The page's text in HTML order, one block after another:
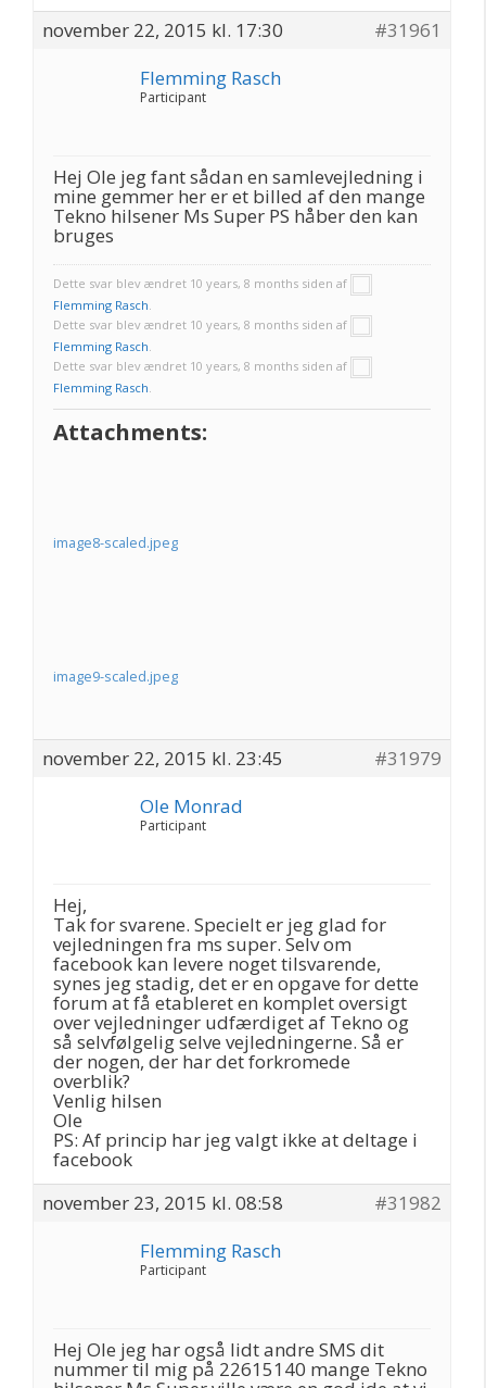
november 22, 2015 kl. 17:30
#31961
Flemming Rasch
Participant
Hej Ole jeg fant sådan en samlevejledning i
mine gemmer her er et billed af den mange
Tekno hilsener Ms Super PS håber den kan
bruges
Dette svar blev ændret 10 years, 8 months siden af
Flemming Rasch.
Dette svar blev ændret 10 years, 8 months siden af
Flemming Rasch.
Dette svar blev ændret 10 years, 8 months siden af
Flemming Rasch.
Attachments:
image8-scaled.jpeg
image9-scaled.jpeg
november 22, 2015 kl. 23:45
#31979
Ole Monrad
Participant
Hej,
Tak for svarene. Specielt er jeg glad for
vejledningen fra ms super. Selv om
facebook kan levere noget tilsvarende,
synes jeg stadig, det er en opgave for dette
forum at få etableret en komplet oversigt
over vejledninger udfærdiget af Tekno og
så selvfølgelig selve vejledningerne. Så er
der nogen, der har det forkromede
overblik?
Venlig hilsen
Ole
PS: Af princip har jeg valgt ikke at deltage i
facebook
november 23, 2015 kl. 08:58
#31982
Flemming Rasch
Participant
Hej Ole jeg har også lidt andre SMS dit
nummer til mig på 22615140 mange Tekno